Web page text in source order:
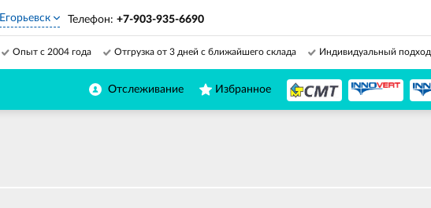
Егорьевск Телефон: +7-903-935-6690
Отслеживание Избранное
Опыт с 2004 года Отгрузка от 3 дней с ближайшего склада Индивидуальный подход